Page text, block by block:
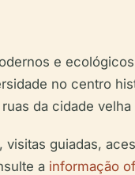
e
no centro
da cidade
guiadas,
a informação